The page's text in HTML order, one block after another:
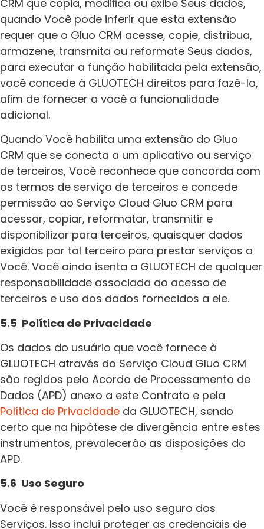
CRM que copia, modiﬁca ou exibe Seus dados,
quando Você pode inferir que esta extensão
requer que o Gluo CRM acesse, copie, distribua,
armazene, transmita ou reformate Seus dados,
para executar a função habilitada pela extensão,
você concede à GLUOTECH direitos para fazê-lo,
aﬁm de fornecer a você a funcionalidade
adicional.
Quando Você habilita uma extensão do Gluo
CRM que se conecta a um aplicativo ou serviço
de terceiros, Você reconhece que concorda com
os termos de serviço de terceiros e concede
permissão ao Serviço Cloud Gluo CRM para
acessar, copiar, reformatar, transmitir e
disponibilizar para terceiros, quaisquer dados
exigidos por tal terceiro para prestar serviços a
Você. Você ainda isenta a GLUOTECH de qualquer
responsabilidade associada ao acesso de
terceiros e uso dos dados fornecidos a ele.
5.5 Política de Privacidade
Os dados do usuário que você fornece à
GLUOTECH através do Serviço Cloud Gluo CRM
são regidos pelo Acordo de Processamento de
Dados (APD) anexo a este Contrato e pela
Política de Privacidade da GLUOTECH, sendo
certo que na hipótese de divergência entre estes
instrumentos, prevalecerão as disposições do
APD.
5.6 Uso Seguro
Você é responsável pelo uso seguro dos
Serviços. Isso inclui proteger as credenciais de